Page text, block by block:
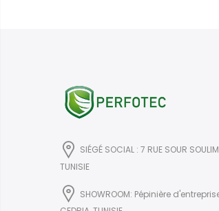
SIÉGÉ SOCIAL : 7 RUE SOUR
TUNISIE
SHOWROOM: Pépinière